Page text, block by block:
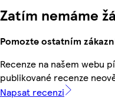
Zatím nemáme
Pomozte ostatním
Recenze na našem webu
publikované recenze
Napsat recenzi